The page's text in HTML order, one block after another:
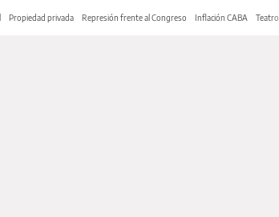
Propiedad privada Represión frente al Congreso Inflación CABA Teatro